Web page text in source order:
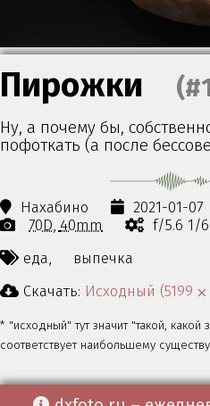
Пирожки
Ну, а почему бы,
пофоткать (а после
Нахабино 2021-01-07
70D 40mm
f/5.6 1/
еда,
выпечка
Скачать: Исходный (5199 ⨉
* "исходный" тут значит "такой, какой
соответствует наибольшему